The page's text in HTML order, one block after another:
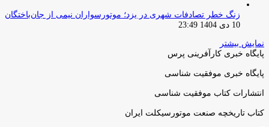
زنگ خطر تصادفات شهری در یزد؛ موتورسواران نیمی از جان‌باختگان
10 دی 1404 23:49
نمایش بیشتر
پایگاه خبری کارآفرینی پرس
پایگاه خبری موفقیت شناسی
انتشارات کتاب موفقیت شناسی
کتاب تاریخچه صنعت موتورسیکلت ایران